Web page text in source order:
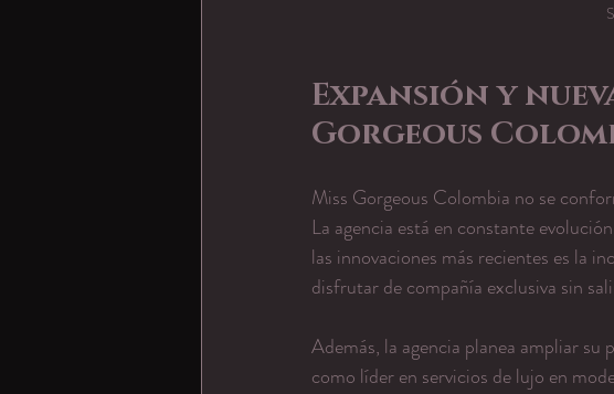
Expansión y
Gorgeous
Miss Gorgeous Colombia no se
La agencia está en constante
las innovaciones más recientes es la
disfrutar de compañía exclusiva sin
Además, la agencia planea ampliar
como líder en servicios de lujo en